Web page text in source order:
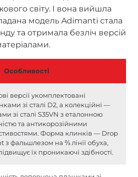
світу. І вона вийшла
модель Adimanti стала
та отримала безліч версій
Особливості
версії укомплектовані
зі сталі D2, а колекційні —
зі сталі S35VN з еталонною
та антикорозійними
Форма клинків — Drop
з фальшлезом на ⅔ лінії обуха,
їх проникаючі здібності.